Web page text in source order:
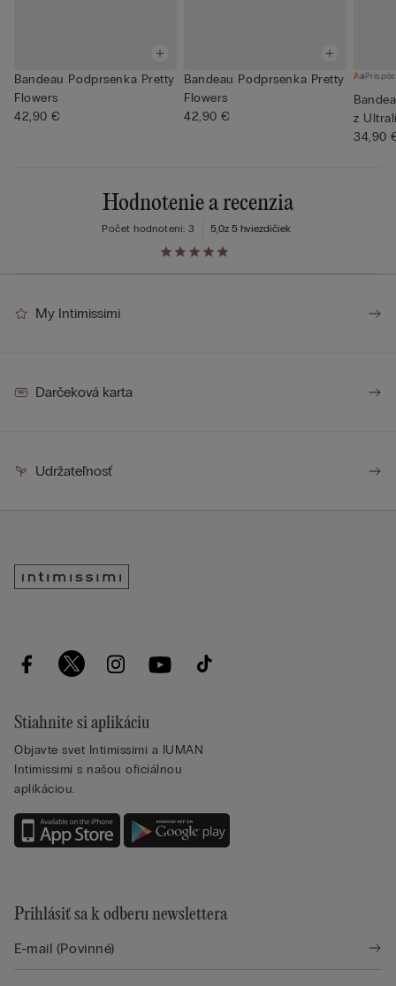
Bandeau Podprsenka Pretty
Flowers
42,90 €
Bandeau Podprsenka Pretty
Flowers
42,90 €
z
34,90
Hodnotenie a recenzia
5,0z 5 hviezdičiek
Počet hodnotení: 3
My Intimissimi
Darčeková karta
Udržateľnosť
Stiahnite si aplikáciu
Objavte svet Intimissimi a IUMAN
Intimissimi s našou oficiálnou
aplikáciou.
Prihlásiť sa k odberu newslettera